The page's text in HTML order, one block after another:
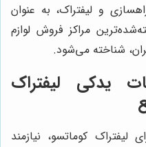
و لیفتراک، به عنوان
مراکز فروش لوازم
شناخته می‌شود.
یدکی لیفتراک
کوماتسو، نیازمند